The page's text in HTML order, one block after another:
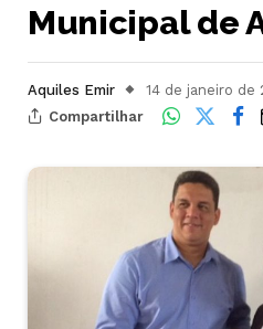
Municipal de
Aquiles Emir 14 de janeiro de
Compartilhar